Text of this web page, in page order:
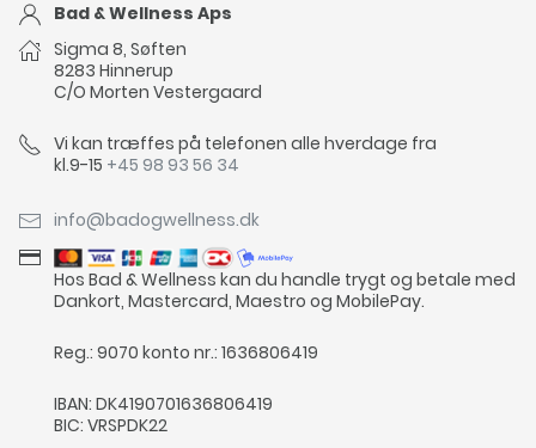
Bad & Wellness Aps
Sigma 8, Søften
8283 Hinnerup
C/O Morten Vestergaard
Vi kan træffes på telefonen alle hverdage fra
kl.9-15 +45 98 93 56 34
info@badogwellness.dk
Hos Bad & Wellness kan du handle trygt og betale med
Dankort, Mastercard, Maestro og MobilePay.
Reg.: 9070 konto nr.: 1636806419
IBAN: DK4190701636806419
BIC: VRSPDK22